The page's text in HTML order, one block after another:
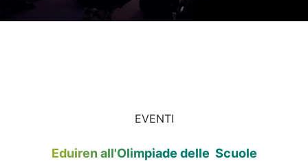
EVENTI
Eduiren all'Olimpiade delle Scuole